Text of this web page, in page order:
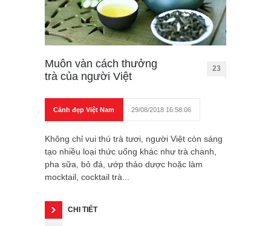
Muôn vàn cách thưởng
trà của người Việt
23
Cảnh đẹp Việt Nam 29/08/2018 16:58:06
Không chỉ vui thú trà tươi, người Việt còn sáng
tạo nhiều loại thức uống khác như trà chanh,
pha sữa, bỏ đá, ướp thảo dược hoặc làm
mocktail, cocktail trà...
CHI TIẾT